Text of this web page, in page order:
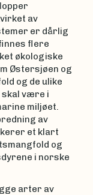
av
er dårlig
flere
økologiske
Østersjøen og
og de ulike
skal være i
miljøet.
av
et klart
og
i norske
arter av